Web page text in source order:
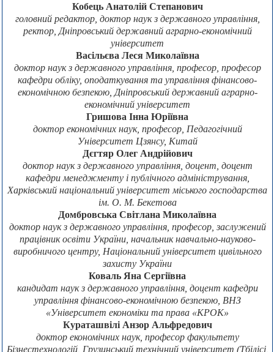
Кобець Анатолій Степанович
головний редактор, доктор наук з державного управління,
ректор, Дніпровський державний аграрно-економічний
університет
Васільєва Леся Миколаївна
доктор наук з державного управління, професор, професор
кафедри обліку, оподаткування та управління фінансово-
економічною безпекою, Дніпровський державний аграрно-
економічний університет
Гришова Інна Юріївна
доктор економічних наук, професор, Педагогічний
Університет Цзянсу, Китай
Дєгтяр Олег Андрійович
доктор наук з державного управління, доцент, доцент
кафедри менеджменту і публічного адміністрування,
Харківський національний університет міського господарства
ім. О. М. Бекетова
Домбровська Світлана Миколаївна
доктор наук з державного управління, професор, заслужений
працівник освіти України, начальник навчально-науково-
виробничого центру, Національний університет цивільного
захисту України
Коваль Яна Сергіївна
кандидат наук з державного управління, доцент кафедри
управління фінансово-економічною безпекою, ВНЗ
«Університет економіки та права «КРОК»
Кураташвілі Анзор Альфредович
доктор економічних наук, професор факультету
Бізнестехнологій, Грузинський технічний університет (Тбілісі,